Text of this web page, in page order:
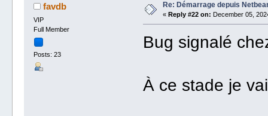
favdb
VIP
Full Member
Posts: 23
Re: Démarrage depuis
« Reply #22 on: December 05,
Bug signalé
À ce stade je